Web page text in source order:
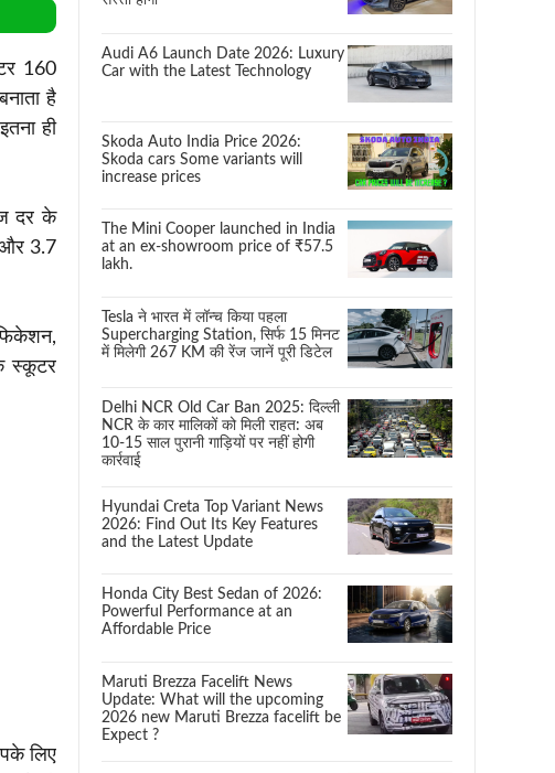
160
है
ही
दर के
और 3.7
स्कूटर
लिए
Audi A6 Launch Date 2026: Luxury
Car with the Latest Technology
Skoda Auto India Price 2026:
Skoda cars Some variants will
increase prices
The Mini Cooper launched in India
at an ex-showroom price of ₹57.5
lakh.
Tesla ने भारत में लॉन्च किया पहला
Supercharging Station, सिर्फ 15 मिनट
में मिलेगी 267 KM की रेंज जानें पूरी डिटेल
Delhi NCR Old Car Ban 2025: दिल्ली
NCR के कार मालिकों को मिली राहत: अब
10-15 साल पुरानी गाड़ियों पर नहीं होगी
कार्रवाई
Hyundai Creta Top Variant News
2026: Find Out Its Key Features
and the Latest Update
Honda City Best Sedan of 2026:
Powerful Performance at an
Affordable Price
Maruti Brezza Facelift News
Update: What will the upcoming
2026 new Maruti Brezza facelift be
Expect ?